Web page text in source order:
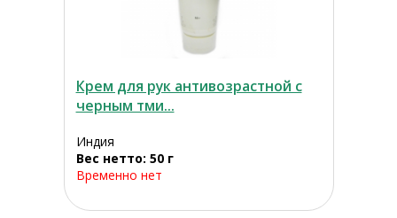
Крем для рук антивозрастной с
черным тми...
Индия
Вес нетто: 50 г
Временно нет